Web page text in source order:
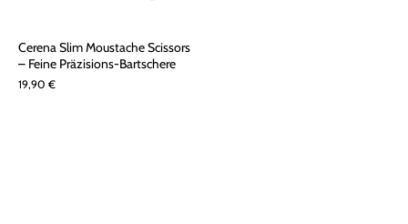
Cerena Slim Moustache Scissors
– Feine Präzisions-Bartschere
19,90 €